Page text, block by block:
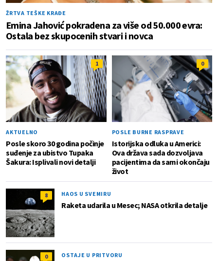
ŽRTVA TEŠKE KRAĐE
Emina Jahović pokradena za više od 50.000 evra:
Ostala bez skupocenih stvari i novca
1
AKTUELNO
Posle skoro 30 godina počinje
suđenje za ubistvo Tupaka
Šakura: Isplivali novi detalji
0
POSLE BURNE RASPRAVE
Istorijska odluka u Americi:
Ova država sada dozvoljava
pacijentima da sami okončaju
život
8 HAOS U SVEMIRU
Raketa udarila u Mesec; NASA otkrila detalje
0 OSTAJE U PRITVORU